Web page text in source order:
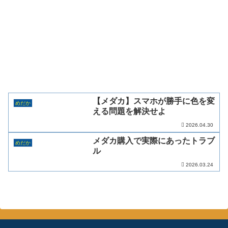
めだか
【メダカ】スマホが勝手に色を変
える問題を解決せよ
2026.04.30
めだか
メダカ購入で実際にあったトラブ
ル
2026.03.24